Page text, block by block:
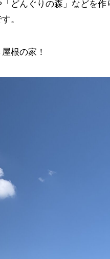
どんぐりの森」などを
。
根の家！